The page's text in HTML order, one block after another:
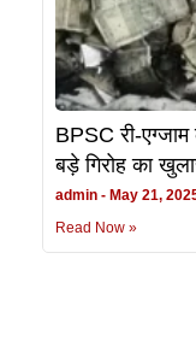
BPSC री-
बड़े गिरोह का
admin
May 21,
Read Now »